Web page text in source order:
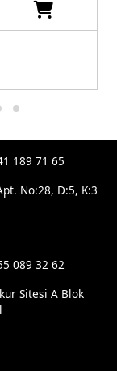
189 71 65
No:28, D:5, K:3
089 32 62
Sitesi A Blok